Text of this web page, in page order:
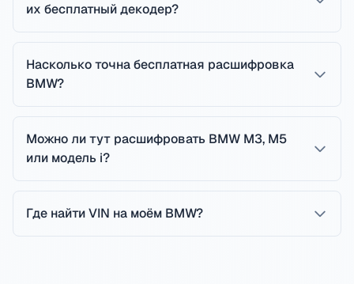
их бесплатный декодер?
Насколько точна бесплатная расшифровка
BMW?
Можно ли тут расшифровать BMW M3, M5
или модель i?
Где найти VIN на моём BMW?